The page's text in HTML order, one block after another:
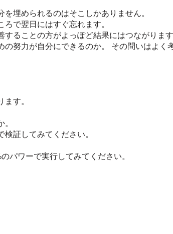
埋められるのはそこしかありません。
で翌日にはすぐ忘れます。
ることの方がよっぽど結果にはつながります
の努力が自分にできるのか。 その問いはよく
す。
証してみてください。
パワーで実行してみてください。